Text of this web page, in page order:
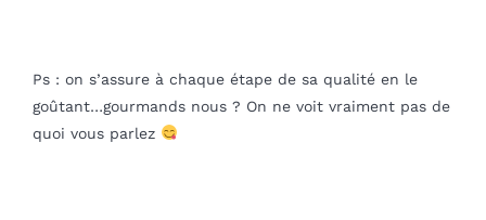
Ps : on s’assure à chaque étape de sa qualité en le
goûtant…gourmands nous ? On ne voit vraiment pas de
quoi vous parlez